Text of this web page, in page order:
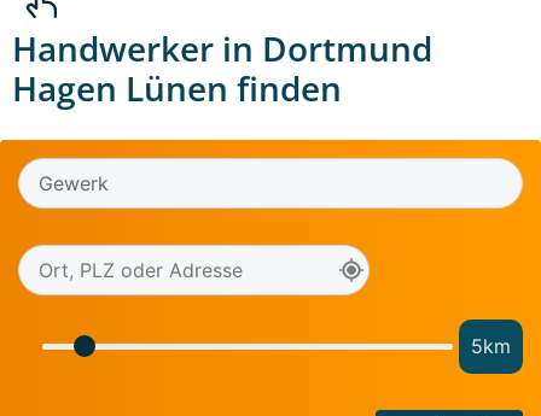
Handwerker in Dortmund
Hagen Lünen finden
5km